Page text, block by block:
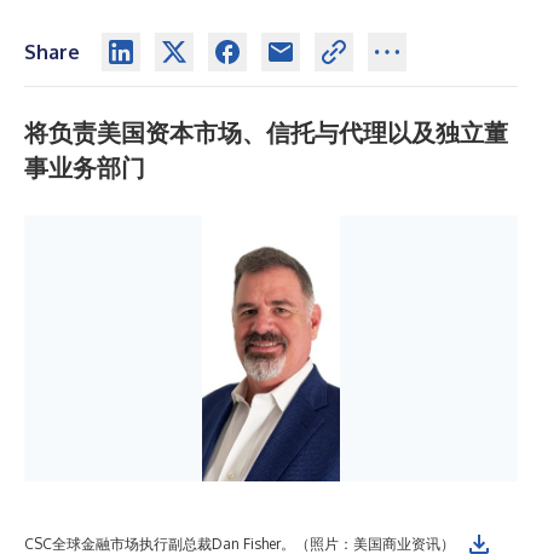
Share
将负责美国资本市场、信托与代理以及独立董
事业务部门
CSC全球金融市场执行副总裁Dan Fisher。（照片：美国商业资讯）